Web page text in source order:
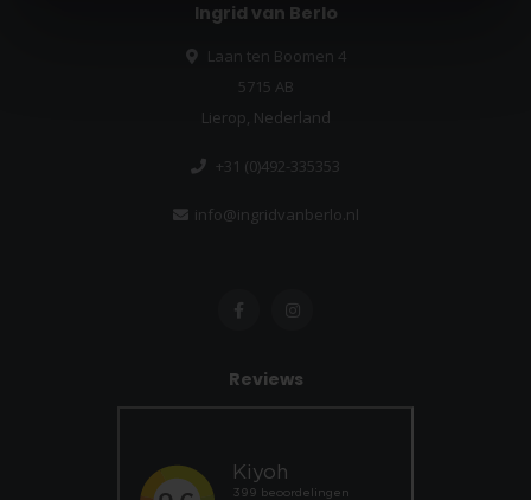
Ingrid van Berlo
Laan ten Boomen 4
5715 AB
Lierop, Nederland
+31 (0)492-335353
info@ingridvanberlo.nl
Reviews